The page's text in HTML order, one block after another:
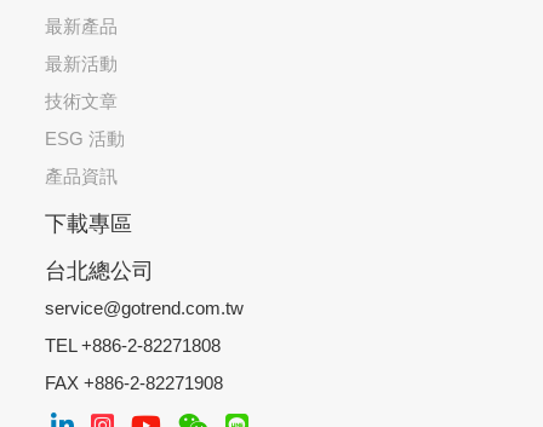
最新產品
最新活動
技術文章
ESG 活動
產品資訊
下載專區
台北總公司
service@gotrend.com.tw
TEL +886-2-82271808
FAX +886-2-82271908